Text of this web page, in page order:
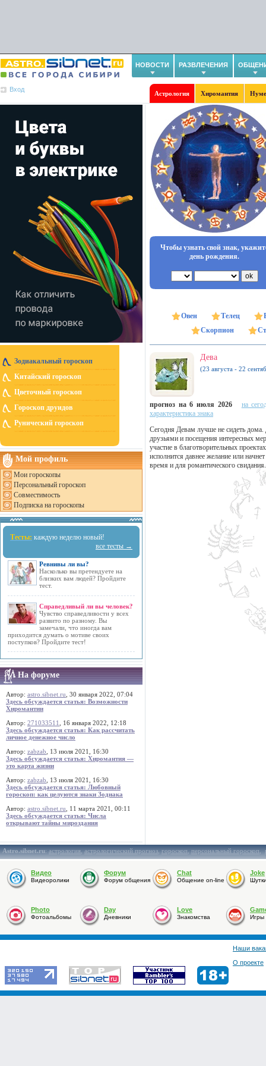
НОВОСТИ РАЗВЛЕЧЕНИЯ
Вход
Астрология Хиромантия
Зодиакальный гороскоп
Китайский гороскоп
Цветочный гороскоп
Гороскоп друидов
Рунический гороскоп
Мой профиль
Мои гороскопы
Персональный гороскоп
Совместимость
Подписка на гороскопы
Тесты: каждую неделю новый!
все тесты →
Ревнивы ли вы?
Насколько вы претендуете на
близких вам людей? Пройдите
тест.
Справедливый ли вы человек?
Чувство справедливости у всех
развито по разному. Вы
замечали, что иногда вам
приходится думать о мотиве своих
поступков? Пройдите тест!
На форуме
Автор: astro.sibnet.ru , 30 января 2022, 07:04
Здесь обсуждается статья: Возможности
Хиромантии
Автор: 271033511
, 16 января 2022, 12:18
Здесь обсуждается статья: Как рассчитать
личное денежное число
Автор: zabzab , 13 июля 2021, 16:30
Здесь обсуждается статья: Хиромантия —
это карта жизни
Автор: zabzab , 13 июля 2021, 16:30
Здесь обсуждается статья: Любовный
гороскоп: как целуются знаки Зодиака
Автор: astro.sibnet.ru , 11 марта 2021, 00:11
Здесь обсуждается статья: Числа
открывают тайны мироздания
Чтобы узнать свой знак,
день рождения.
Овен Телец
Скорпион
Дева
(23 августа - 22
прогноз на 6 июля 2026
на
характеристика знака
Сегодня Девам лучше не сидеть дома.
друзьями и посещения интересных
участие в благотворительных
исполнится давнее желание или
время и для романтического свидания.
Astro.sibnet.ru:астрология,астрологический прогноз,гороскоп,персональный гороскоп,
Видео
Видеоролики
Форум
Форум общения
Chat
Общение on-line
Joke
Photo
Фотоальбомы
Day
Дневники
Love
Знакомства Игры
Наши
О проекте